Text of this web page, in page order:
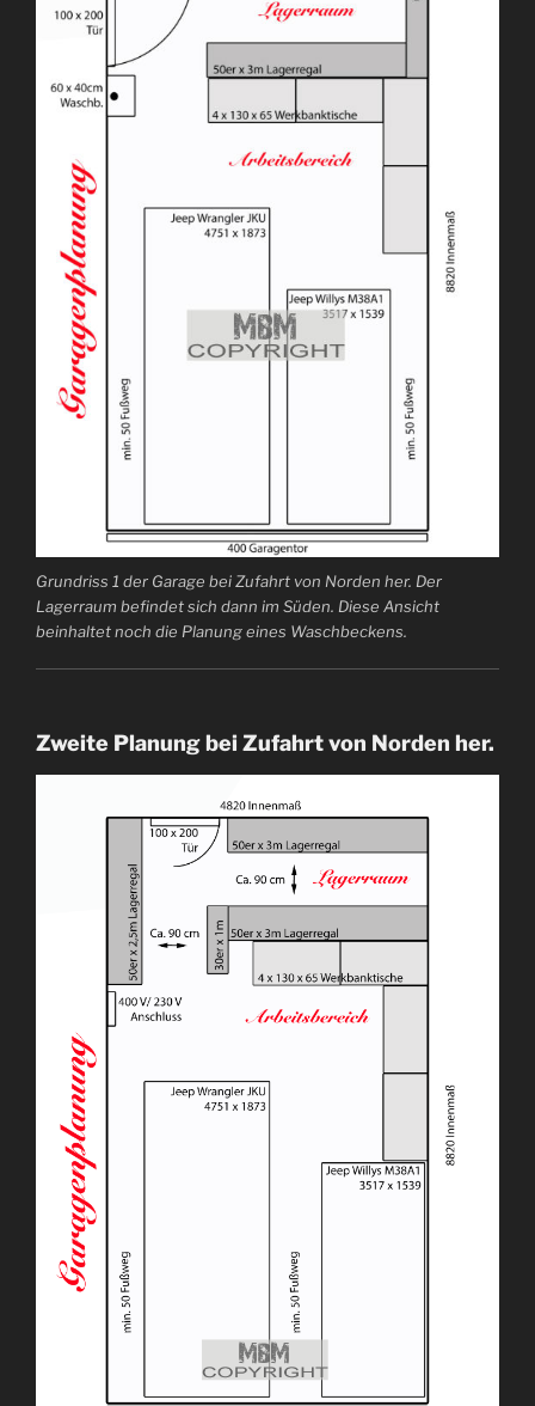
Grundriss 1 der Garage bei Zufahrt von Norden her. Der
Lagerraum befindet sich dann im Süden. Diese Ansicht
beinhaltet noch die Planung eines Waschbeckens.
Zweite Planung bei Zufahrt von Norden her.